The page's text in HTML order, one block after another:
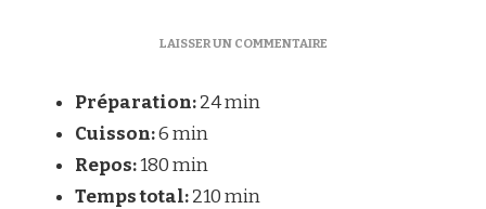
LAISSER UN COMMENTAIRESUR
Préparation:24 min
Cuisson:6 min
Repos:180 min
Temps total:210 min